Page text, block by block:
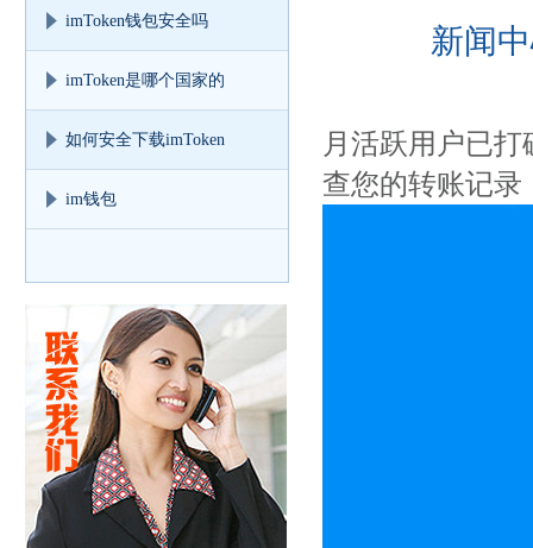
imToken钱包安全吗
imToken是哪个国家的
如何安全下载imToken
im钱包
新闻
月活跃用户已
查您的转账记录